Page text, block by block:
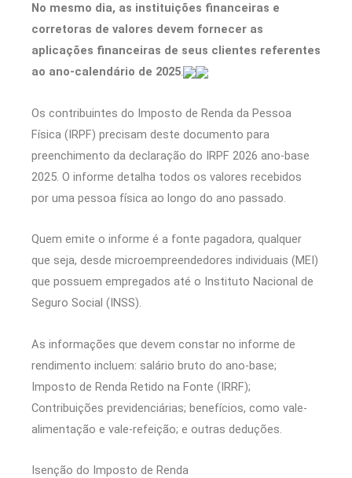
No mesmo dia, as instituições financeiras e
corretoras de valores devem fornecer as
aplicações financeiras de seus clientes referentes
ao ano-calendário de 2025.
Os contribuintes do Imposto de Renda da Pessoa
Física (IRPF) precisam deste documento para
preenchimento da declaração do IRPF 2026 ano-base
2025. O informe detalha todos os valores recebidos
por uma pessoa física ao longo do ano passado.
Quem emite o informe é a fonte pagadora, qualquer
que seja, desde microempreendedores individuais (MEI)
que possuem empregados até o Instituto Nacional de
Seguro Social (INSS).
As informações que devem constar no informe de
rendimento incluem: salário bruto do ano-base;
Imposto de Renda Retido na Fonte (IRRF);
Contribuições previdenciárias; benefícios, como vale-
alimentação e vale-refeição; e outras deduções.
Isenção do Imposto de Renda